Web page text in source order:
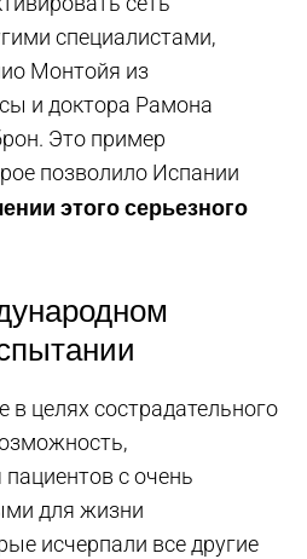
специалистами,
Монтойя из
и доктора Рамона
Это пример
позволило Испании
этого серьезного
в целях сострадательного
с очень
для жизни
исчерпали все другие